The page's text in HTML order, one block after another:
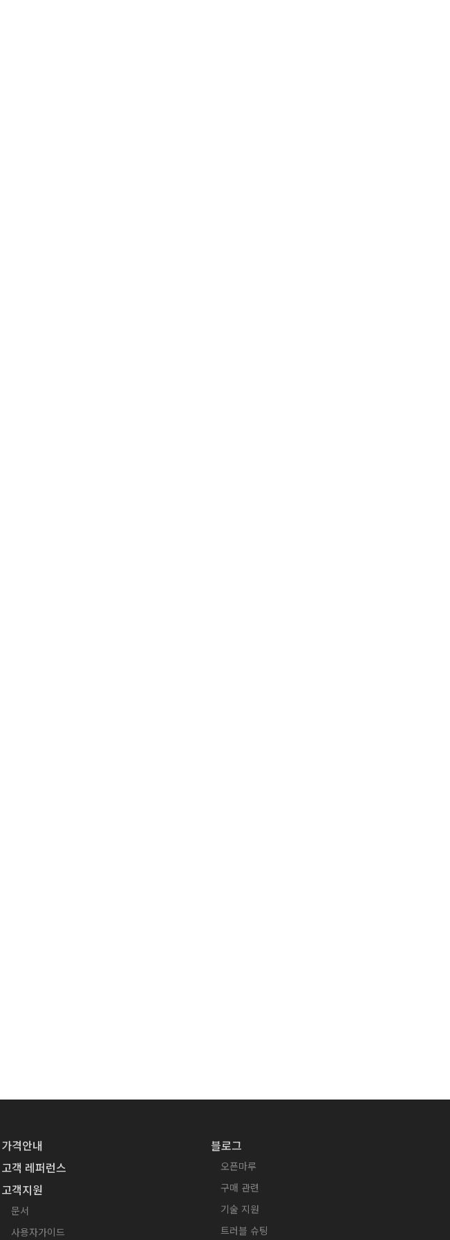
가격안내
고객 레퍼런스
고객지원
문서
사용자가이드
블로그
오픈마루
구매 관련
기술 지원
트러블 슈팅